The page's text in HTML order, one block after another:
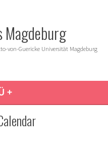
Magdeburg
von-Guericke Universität Magdeburg
+